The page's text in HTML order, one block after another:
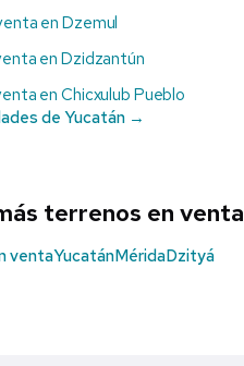
en Dzemul
en Dzidzantún
en Chicxulub Pueblo
de Yucatán →
terrenos en venta
ventaYucatánMéridaDzityá